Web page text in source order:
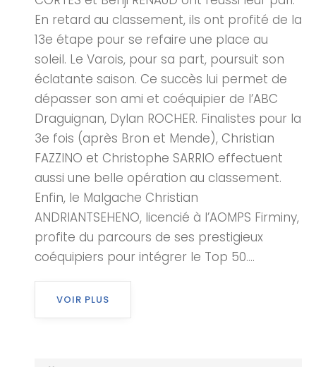
En retard au classement, ils ont profité de la
13e étape pour se refaire une place au
soleil. Le Varois, pour sa part, poursuit son
éclatante saison. Ce succès lui permet de
dépasser son ami et coéquipier de l’ABC
Draguignan, Dylan ROCHER. Finalistes pour la
3e fois (après Bron et Mende), Christian
FAZZINO et Christophe SARRIO effectuent
aussi une belle opération au classement.
Enfin, le Malgache Christian
ANDRIANTSEHENO, licencié à l’AOMPS Firminy,
profite du parcours de ses prestigieux
coéquipiers pour intégrer le Top 50....
VOIR PLUS